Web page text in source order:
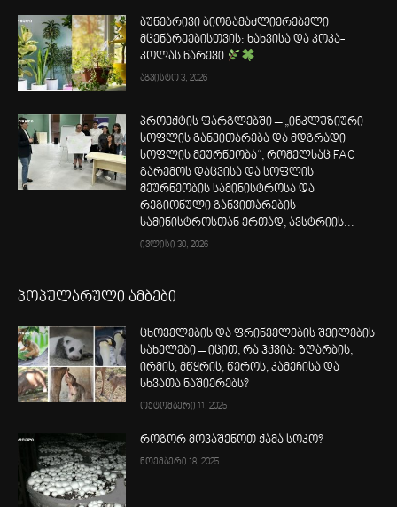
ბუნებრივი ბიოგამაძლიერებელი
მცენარეებისთვის: ხახვისა და კოკა-
კოლას ნარევი
აგვისტო 3, 2026
პროექტის ფარგლებში – „ინკლუზიური
სოფლის განვითარება და მდგრადი
სოფლის მეურნეობა“, რომელსაც FAO
გარემოს დაცვისა და სოფლის
მეურნეობის სამინისტროსა და
რეგიონული განვითარების
სამინისტროსთან ერთად, ავსტრიის...
ივლისი 30, 2026
პოპულარული ამბები
ცხოველების და ფრინველების შვილების
სახელები – იცით, რა ჰქვია: ზღარბის,
ირმის, მწყრის, წეროს, კამეჩისა და
სხვათა ნაშიერებს?
ოქტომბერი 11, 2025
როგორ მოვაშენოთ ქამა სოკო?
ნოემბერი 18, 2025